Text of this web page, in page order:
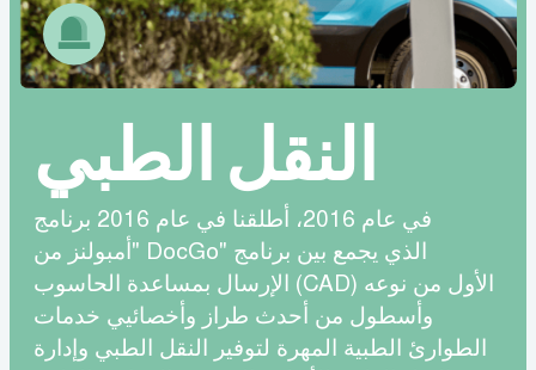
النقل الطبي
في عام 2016، أطلقنا في عام 2016 برنامج
"أمبولنز من DocGo" الذي يجمع بين برنامج
الإرسال بمساعدة الحاسوب (CAD) الأول من نوعه
وأسطول من أحدث طراز وأخصائيي خدمات
الطوارئ الطبية المهرة لتوفير النقل الطبي وإدارة